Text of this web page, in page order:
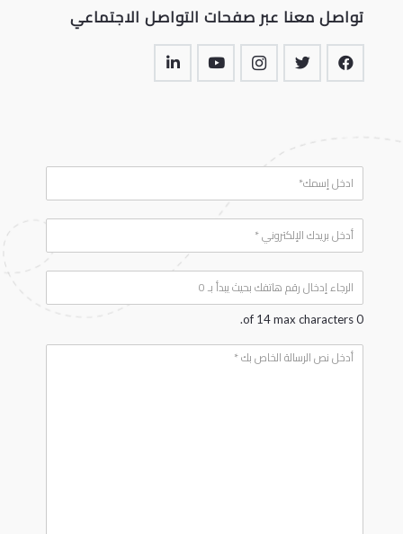
تواصل معنا عبر صفحات التواصل الاجتماعي
*
m
*
o
e
0 of 14 max characters.